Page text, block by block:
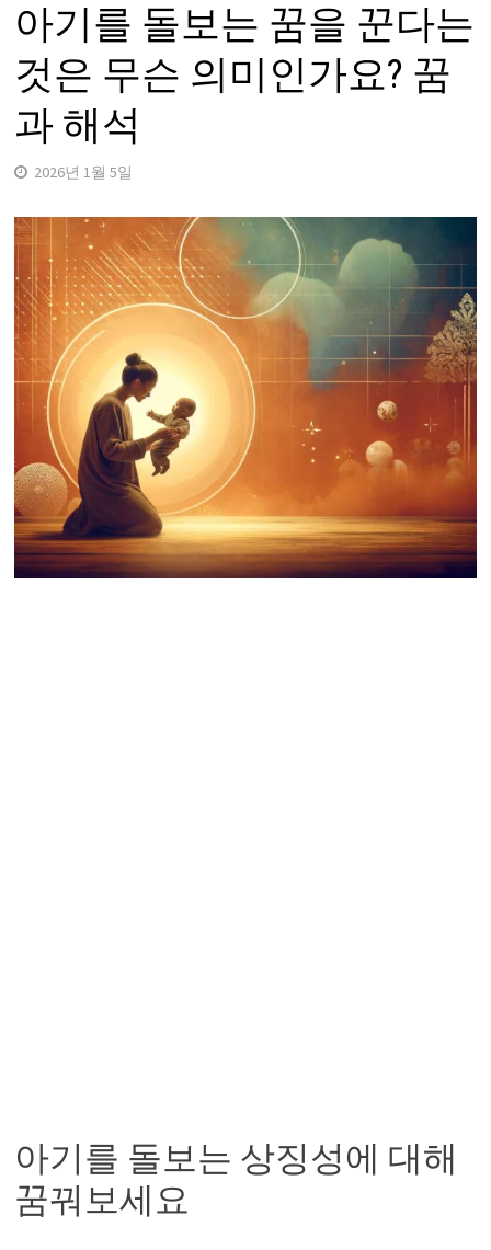
아기를 돌보는 꿈을 꾼다는
것은 무슨 의미인가요? 꿈
과 해석
2026년 1월 5일
아기를 돌보는 상징성에 대해
꿈꿔보세요